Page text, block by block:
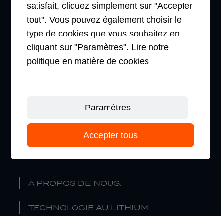
TRANSPALETTES
GERBEURS
PRÉPARATEUR DE COMMANDES
CHARIOT À MÂT RÉTRACTABLE
CHARIOTS ÉLÉVATEURS
ENTREPRISE
À PROPOS DE NOUS.
TECHNOLOGIE AU LITHIUM
satisfait, cliquez simplement sur "Accepter
tout". Vous pouvez également choisir le
type de cookies que vous souhaitez en
cliquant sur "Paramètres". Lire notre
politique en matière de cookies
Paramètres
Accepter tous